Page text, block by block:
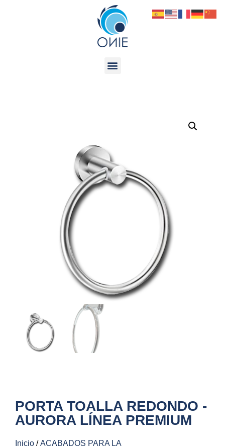
PORTA TOALLA REDONDO -
AURORA LÍNEA PREMIUM
Inicio /ACABADOS PARA LA